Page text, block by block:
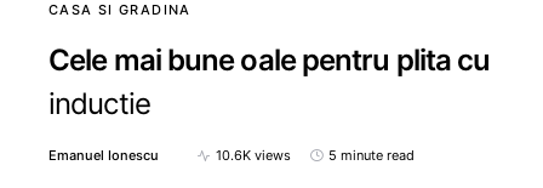
CASA SI GRADINA
Cele mai bune oale pentru plita cu
inductie
Emanuel Ionescu 10.6K views 5 minute read